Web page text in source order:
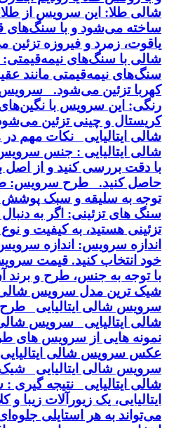
ساخته می‌شود و با سنگ‌های
یاقوت، زمرد و فیروزه
شالی با سنگ‌های
سنگ‌های نیمه‌قیمتی مانند
کهربا تزئین می‌شود. سرویس
رنگی: این سرویس با نگین‌های
کریستال و چینی تزئین
شالی ایتالیایی نکات مهم
شالی ایتالیایی : جنس
با دقت بررسی کنید و از اصل
حاصل کنید. طرح سرویس:
توجه به سلیقه و سبک پوشش
سنگ های تزئینی: اگر به
تزئینی هستید، به کیفیت و
اندازه سرویس: اندازه
خود انتخاب کنید. قیمت
با توجه به جنس، طرح و برند
شیک ترین مدل سرویس شالی
سرویس شالی ایتالیایی
شالی ایتالیایی سرویس
نمونه هایی از سرویس های
عکس سرویس شالی
سرویس شالی ایتالیایی
شالی ایتالیایی نتیجه
ایتالیایی، یک زیورآلات زیبا
می‌تواند به هر استایلی